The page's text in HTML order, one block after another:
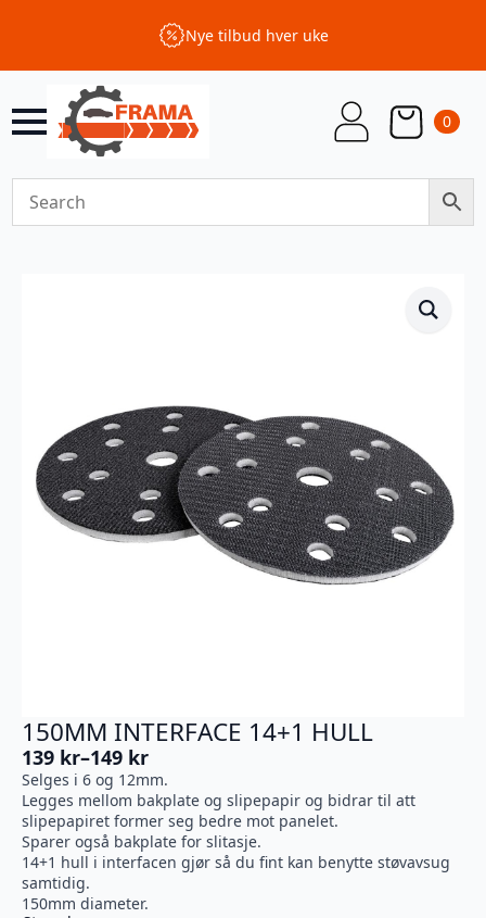
Nye tilbud hver uke
0
150MM INTERFACE 14+1 HULL
139 kr–149 kr
Prisområde:
139 kr
til
149 kr
Selges i 6 og 12mm.
Legges mellom bakplate og slipepapir og bidrar til att
slipepapiret former seg bedre mot panelet.
Sparer også bakplate for slitasje.
14+1 hull i interfacen gjør så du fint kan benytte støvavsug
samtidig.
150mm diameter.